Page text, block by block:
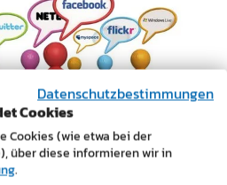
2011
Datenschutzbestimmungen
Cookies
Cookies (wie etwa bei der
über diese informieren wir in
.